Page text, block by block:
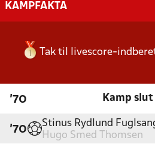
KAMPFAKTA
Tak til livescore-
'70 Kamp slut
'70
Stinus Rydlund
Hugo Smed Thomsen